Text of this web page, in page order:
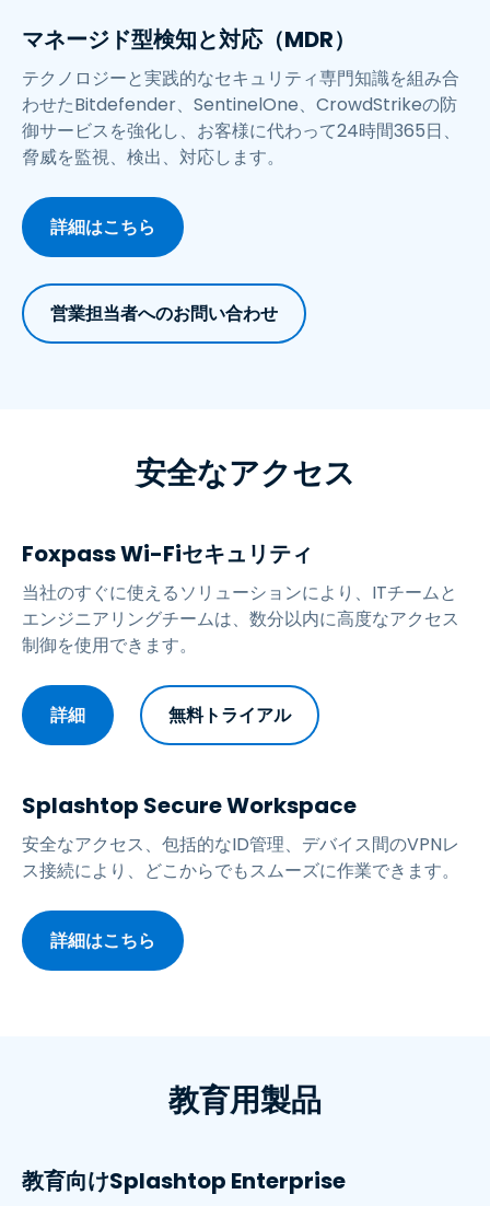
マネージド型検知と対応（MDR）
テクノロジーと実践的なセキュリティ専門知識を組み合
わせたBitdefender、SentinelOne、CrowdStrikeの防
御サービスを強化し、お客様に代わって24時間365日、
脅威を監視、検出、対応します。
詳細はこちら
営業担当者へのお問い合わせ
安全なアクセス
Foxpass Wi-Fiセキュリティ
当社のすぐに使えるソリューションにより、ITチームと
エンジニアリングチームは、数分以内に高度なアクセス
制御を使用できます。
詳細 無料トライアル
Splashtop Secure Workspace
安全なアクセス、包括的なID管理、デバイス間のVPNレ
ス接続により、どこからでもスムーズに作業できます。
詳細はこちら
教育用製品
教育向けSplashtop Enterprise